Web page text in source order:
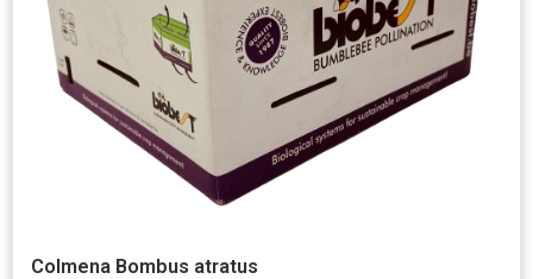
Colmena Bombus atratus